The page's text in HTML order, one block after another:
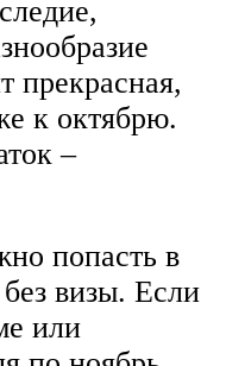
прекрасная,
к октябрю.
–
попасть в
визы. Если
или